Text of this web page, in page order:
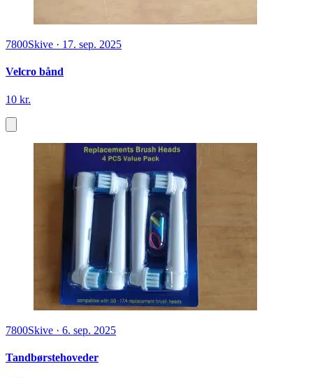
7800Skive · 17. sep. 2025
Velcro bånd
10 kr.
7800Skive · 6. sep. 2025
Tandbørstehoveder